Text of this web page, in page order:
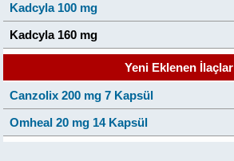
Kadcyla 100 mg
Kadcyla 160 mg
Yeni Eklenen İlaçlar
Canzolix 200 mg 7 Kapsül
Omheal 20 mg 14 Kapsül